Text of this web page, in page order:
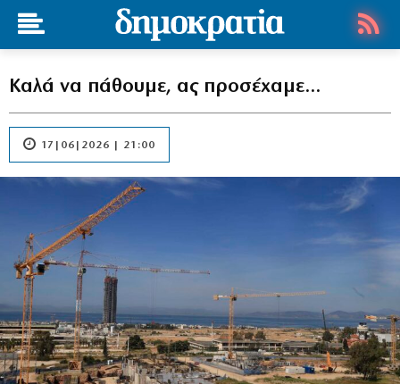
Καλά να πάθουμε, ας προσέχαμε…
17|06|2026 | 21:00